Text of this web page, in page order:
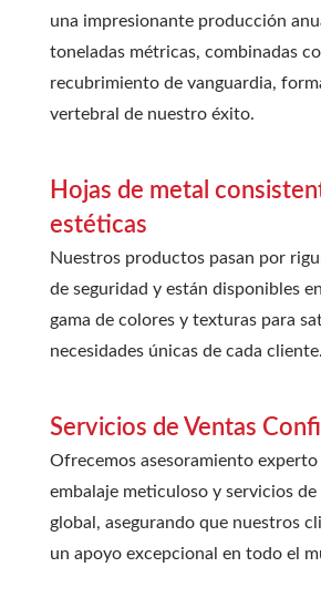
una impresionante producción
toneladas métricas, combinadas
recubrimiento de vanguardia,
vertebral de nuestro éxito.
Hojas de metal
estéticas
Nuestros productos pasan por
de seguridad y están disponibles
gama de colores y texturas para
necesidades únicas de cada cliente.
Servicios de Ventas
Ofrecemos asesoramiento
embalaje meticuloso y servicios
global, asegurando que nuestros
un apoyo excepcional en todo el